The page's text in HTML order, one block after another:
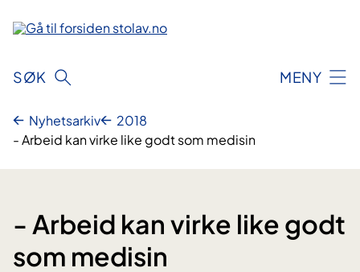
innhold
SØK MENY
Nyhetsarkiv
2018
- Arbeid kan virke like godt som medisin
- Arbeid kan virke like godt
som medisin